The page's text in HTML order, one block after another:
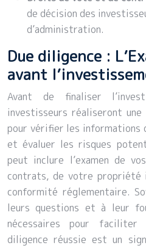
de décision des
d’administration.
Due diligence :
avant
Avant de finaliser
investisseurs réaliseront
pour vérifier les informations
et évaluer les risques
peut inclure l’examen de
contrats, de votre
conformité réglementaire.
leurs questions et à leur
nécessaires pour faciliter
diligence réussie est un